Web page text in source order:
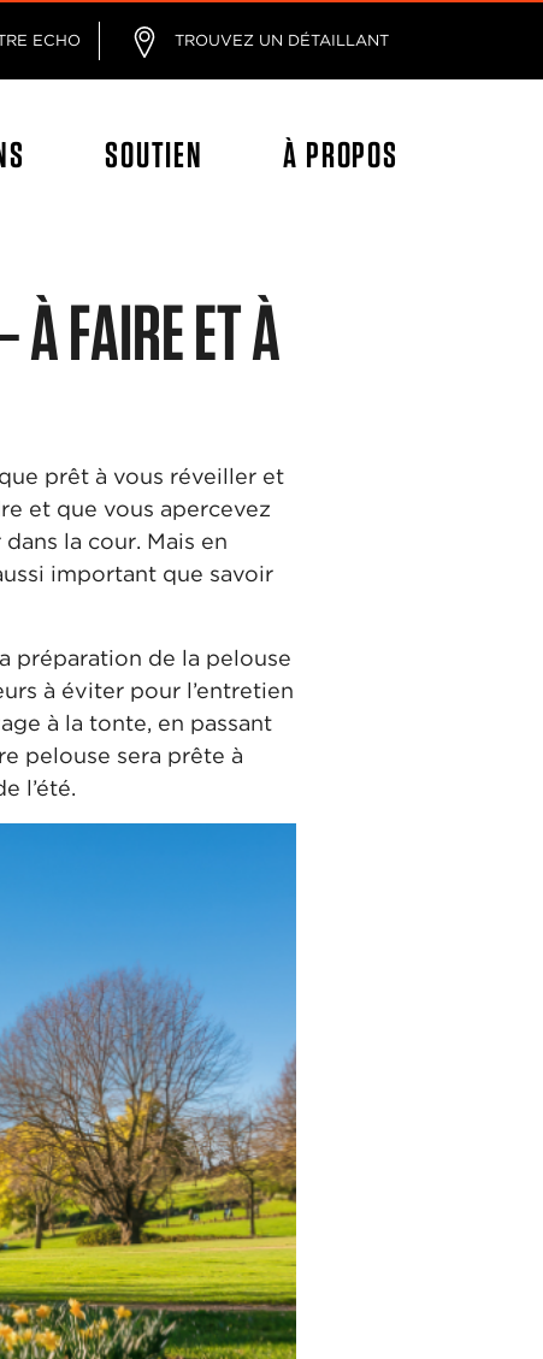
ECHO TROUVEZ UN DÉTAILLANT
SOUTIEN À PROPOS
FAIRE ET À
prêt à vous réveiller et
et que vous apercevez
la cour. Mais en
important que savoir
préparation de la pelouse
à éviter pour l’entretien
à la tonte, en passant
pelouse sera prête à
l’été.